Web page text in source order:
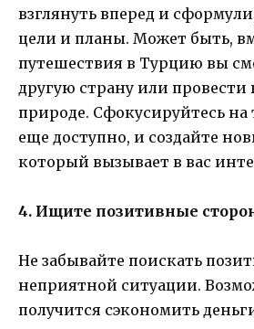
взглянуть вперед и
цели и планы. Может быть,
путешествия в Турцию вы
другую страну или провести
природе. Сфокусируйтесь на
еще доступно, и создайте
который вызывает в вас
4. Ищите позитивные
Не забывайте поискать
неприятной ситуации.
получится сэкономить